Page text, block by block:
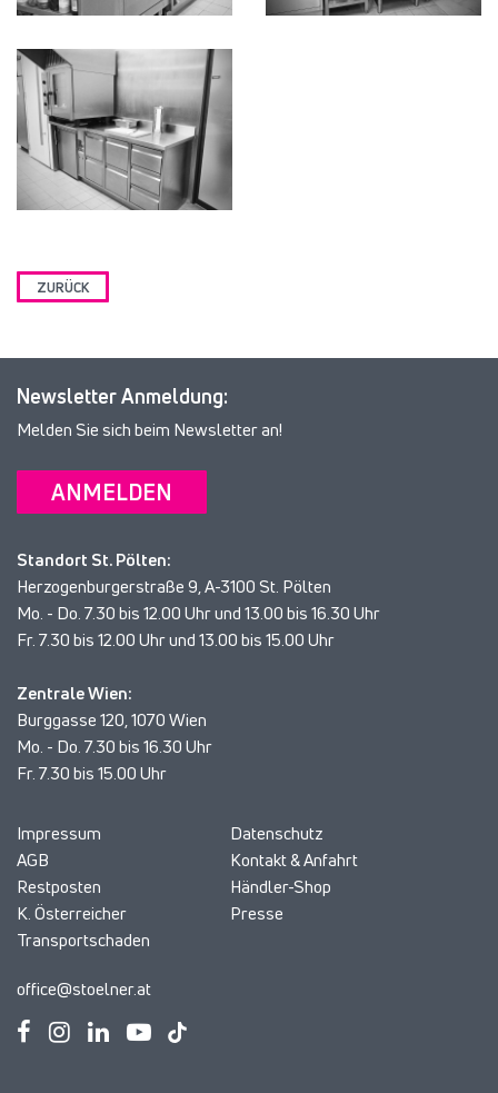
ZURÜCK
Newsletter Anmeldung:
Melden Sie sich beim Newsletter an!
ANMELDEN
Standort St. Pölten:
Herzogenburgerstraße 9, A-3100 St. Pölten
Mo. - Do. 7.30 bis 12.00 Uhr und 13.00 bis 16.30 Uhr
Fr. 7.30 bis 12.00 Uhr und 13.00 bis 15.00 Uhr
Zentrale Wien:
Burggasse 120, 1070 Wien
Mo. - Do. 7.30 bis 16.30 Uhr
Fr. 7.30 bis 15.00 Uhr
Impressum
Datenschutz
AGB
Kontakt & Anfahrt
Restposten
Händler-Shop
K. Österreicher
Presse
Transportschaden
office@stoelner.at